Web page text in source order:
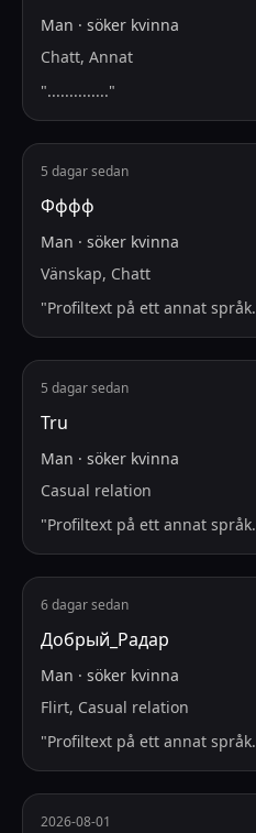
Man · söker kvinna
Chatt, Annat
".............."
5 dagar sedan
Фффф
Man · söker kvinna
Vänskap, Chatt
"Profiltext på ett annat språk.
5 dagar sedan
Tru
Man · söker kvinna
Casual relation
"Profiltext på ett annat språk.
6 dagar sedan
Добрый_Радар
Man · söker kvinna
Flirt, Casual relation
"Profiltext på ett annat språk.
2026-08-01